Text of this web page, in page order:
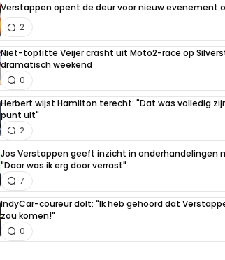
Verstappen opent de deur voor nieuw evenement
2
Niet-topfitte Veijer crasht uit Moto2-race op
dramatisch weekend
0
Herbert wijst Hamilton terecht: "Dat was volledig
punt uit"
2
Jos Verstappen geeft inzicht in onderhandelingen
"Daar was ik erg door verrast"
7
IndyCar-coureur dolt: "Ik heb gehoord dat
zou komen!"
0